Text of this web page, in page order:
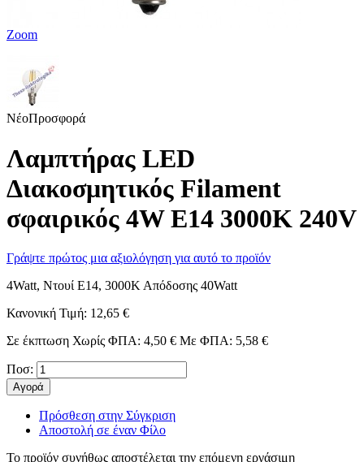
Zoom
ΝέοΠροσφορά
Λαμπτήρας LED
Διακοσμητικός Filament
σφαιρικός 4W E14 3000K 240V
Γράψτε πρώτος μια αξιολόγηση για αυτό το προϊόν
4Watt, Ντουί E14, 3000Κ Απόδοσης 40Watt
Κανονική Τιμή: 12,65 €
Σε έκπτωση Χωρίς ΦΠΑ: 4,50 € Με ΦΠΑ: 5,58 €
Ποσ:
Αγορά
Πρόσθεση στην Σύγκριση
Αποστολή σε έναν Φίλο
Το προϊόν συνήθως αποστέλεται την επόμενη εργάσιμη